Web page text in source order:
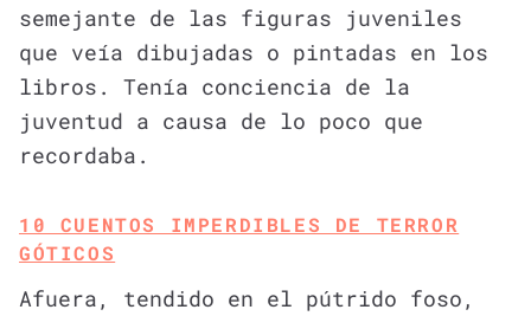
semejante de las figuras juveniles
que veía dibujadas o pintadas en los
libros. Tenía conciencia de la
juventud a causa de lo poco que
recordaba.
10 CUENTOS IMPERDIBLES DE TERROR
GÓTICOS
Afuera, tendido en el pútrido foso,